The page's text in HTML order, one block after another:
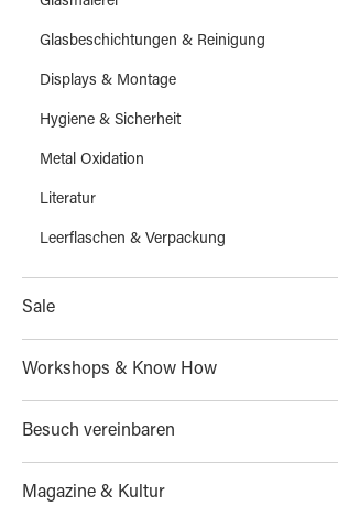
Glasbeschichtungen & Reinigung
Displays & Montage
Hygiene & Sicherheit
Metal Oxidation
Literatur
Leerflaschen & Verpackung
Sale
Workshops & Know How
Besuch vereinbaren
Magazine & Kultur